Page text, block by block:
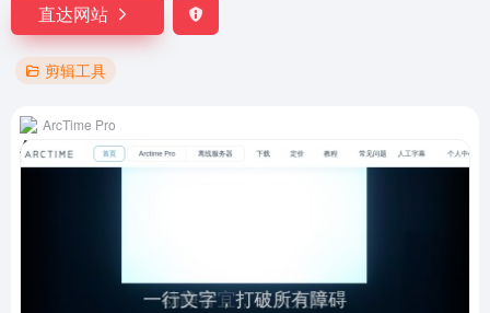
直达网站
剪辑工具
ArcTime Pro